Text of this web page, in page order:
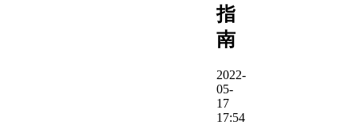
指
南
2022-
05-
17
17:54